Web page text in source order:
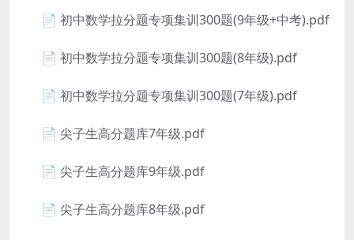
📄 初中数学拉分题专项集训300题(9年级+中考).pdf
📄 初中数学拉分题专项集训300题(8年级).pdf
📄 初中数学拉分题专项集训300题(7年级).pdf
📄 尖子生高分题库7年级.pdf
📄 尖子生高分题库9年级.pdf
📄 尖子生高分题库8年级.pdf